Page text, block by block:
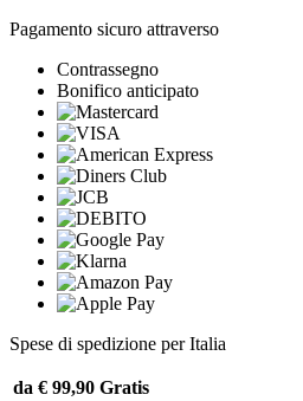
Pagamento sicuro attraverso
Contrassegno
Bonifico anticipato
Spese di spedizione per Italia
da € 99,90 Gratis